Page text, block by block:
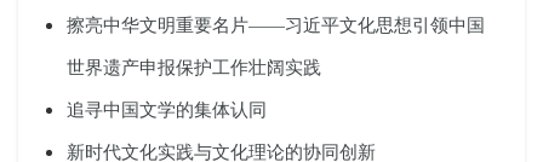
擦亮中华文明重要名片——习近平文化思想引领中国
世界遗产申报保护工作壮阔实践
追寻中国文学的集体认同
新时代文化实践与文化理论的协同创新